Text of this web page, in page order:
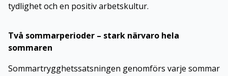
tydlighet och en positiv arbetskultur.
Två sommarperioder – stark närvaro hela
sommaren
Sommartrygghetssatsningen genomförs varje sommar